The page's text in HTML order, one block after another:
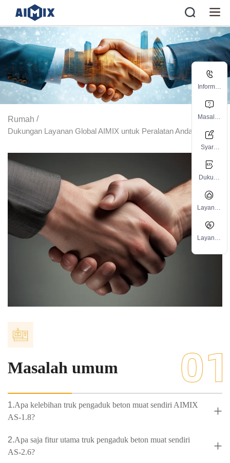
Rumah /
Dukungan Layanan Global AIMIX untuk Peralatan Anda
Masalah umum
1.Apa kelebihan truk pengaduk beton muat sendiri AIMIX
AS-1.8?
+
2.Apa saja fitur utama truk pengaduk beton muat sendiri
AS-2.6?
+
Informas
Masalah
Syarat
Ketentu
an
Dukung
Teknis
Layanan
jual
Layanan